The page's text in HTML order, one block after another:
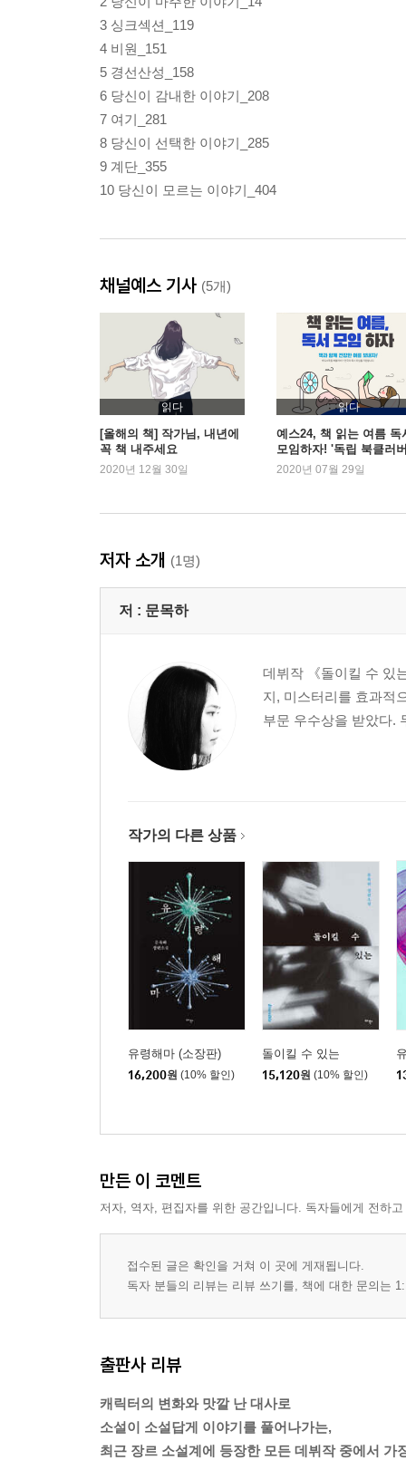
3 싱크섹션_119
4 비원_151
5 경선산성_158
6 당신이 감내한 이야기_208
7 여기_281
8 당신이 선택한 이야기_285
9 계단_355
10 당신이 모르는 이야기_404
채널예스 기사 (5개)
읽다
[올해의 책] 작가님, 내년에
꼭 책 내주세요
2020년 12월 30일
읽다
예스24, 책 읽는 여름 독
모임하자! '독립 북클러
여름맞이 이벤트
2020년 07월 29일
저자 소개 (1명)
저 : 문목하
데뷔작 《돌이킬 수 있
지, 미스터리를 효과적
부문 우수상을 받았다.
작가의 다른 상품
유령해마 (소장판)
16,200원 (10% 할인)
돌이킬 수 있는
15,120원 (10% 할인)
만든 이 코멘트
저자, 역자, 편집자를 위한 공간입니다. 독자들에게 전하
접수된 글은 확인을 거쳐 이 곳에 게재됩니다.
독자 분들의 리뷰는 리뷰 쓰기를, 책에 대한 문의는
출판사 리뷰
캐릭터의 변화와 맛깔 난 대사로
소설이 소설답게 이야기를 풀어나가는,
최근 장르 소설계에 등장한 모든 데뷔작 중에서 가